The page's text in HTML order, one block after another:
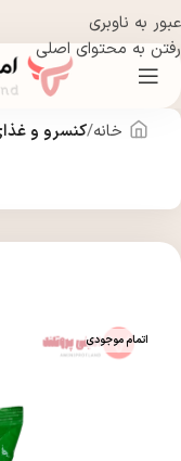
عبور به ناوبری
رفتن به محتوای اصلی
خانه کنسرو و
اتمام موجودی